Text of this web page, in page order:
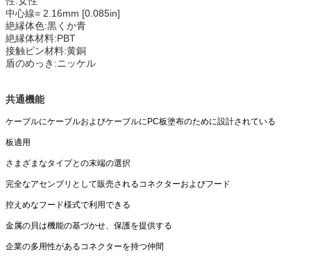
中心線= 2.16mm [0.085in]
絶縁体色:黒くか青
絶縁体材料:PBT
接触ピン材料:黄銅
盾のめっき:ニッケル
共通機能
ケーブルにケーブルおよびケーブルにPC板塗布のために設計されている
板適用
さまざまなタイプとの末端の選択
完全なアセンブリとして販売されるコネクターおよびフード
控えめなフード様式で利用できる
金属の貝は機能の基づかせ、保護を提供する
企業の多用性があるコネクターを持つ仲間